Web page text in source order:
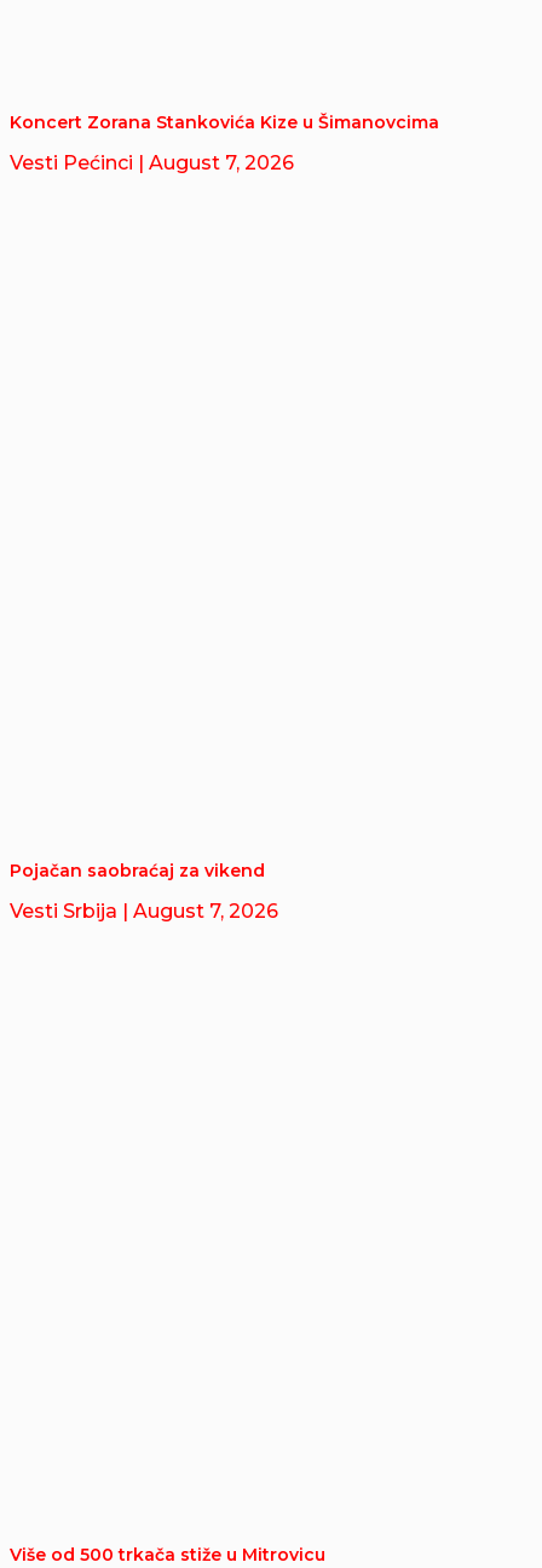
Koncert Zorana Stankovića Kize u Šimanovcima
Vesti Pećinci | August 7, 2026
Pojačan saobraćaj za vikend
Vesti Srbija | August 7, 2026
Više od 500 trkača stiže u Mitrovicu